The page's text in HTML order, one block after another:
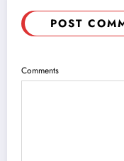
POST
Comments